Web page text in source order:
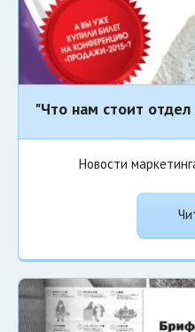
"Что нам стоит
Новости